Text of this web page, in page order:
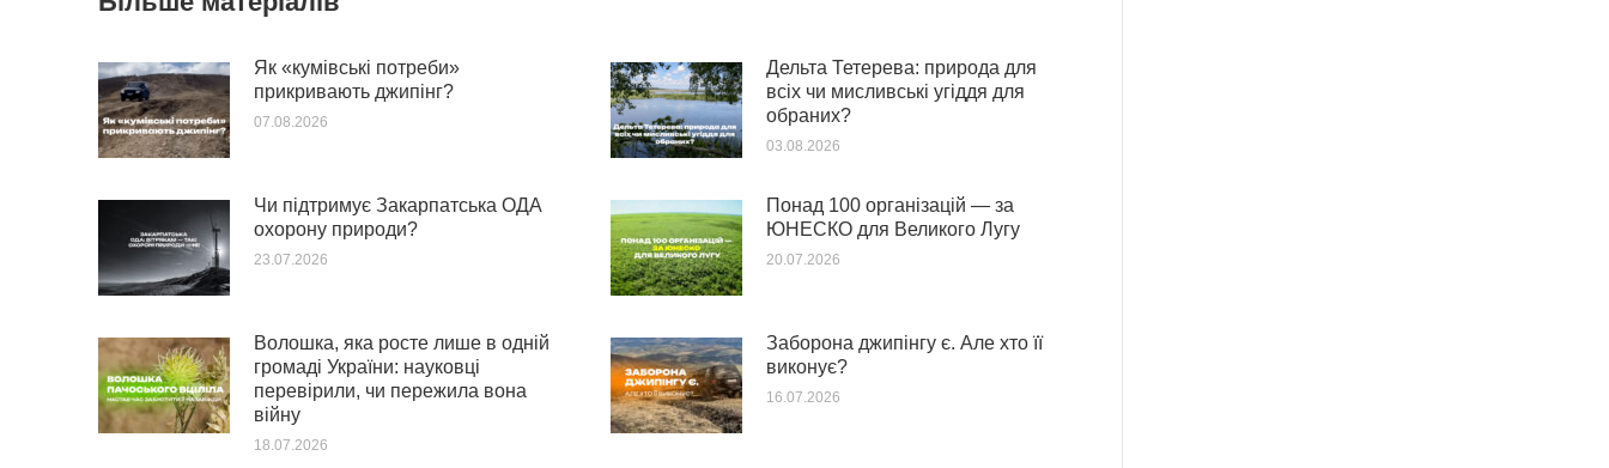
Як «кумівські потреби»
прикривають джипінг?
07.08.2026
Дельта Тетерева: природа для
всіх чи мисливські угіддя для
обраних?
03.08.2026
Чи підтримує Закарпатська ОДА
охорону природи?
23.07.2026
Понад 100 організацій — за
ЮНЕСКО для Великого Лугу
20.07.2026
Волошка, яка росте лише в одній
громаді України: науковці
перевірили, чи пережила вона
війну
18.07.2026
Заборона джипінгу є. Але хто її
виконує?
16.07.2026